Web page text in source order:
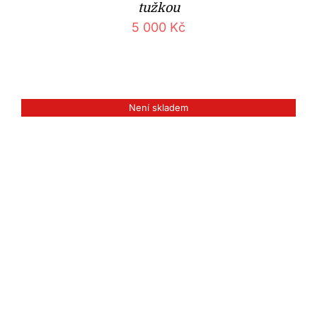
tužkou
5 000 Kč
Není skladem